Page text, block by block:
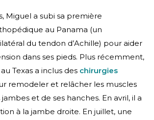
Miguel a subi sa première
au Panama (un
du tendon d’Achille) pour aider
dans ses pieds. Plus récemment,
Texas a inclus des chirurgies
remodeler et relâcher les muscles
et de ses hanches. En avril, il a
à la jambe droite. En juillet, une